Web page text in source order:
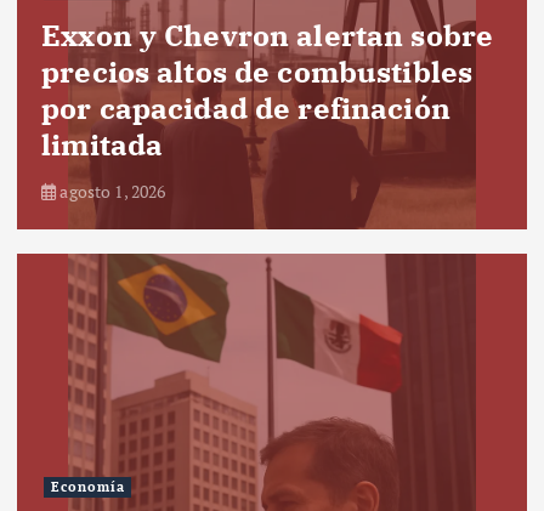
Exxon y Chevron alertan sobre
precios altos de combustibles
por capacidad de refinación
limitada
agosto 1, 2026
Economía